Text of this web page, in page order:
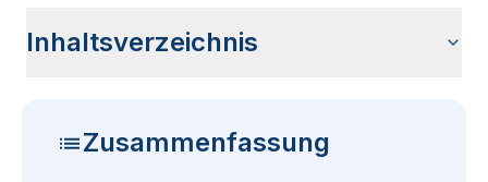
Inhaltsverzeichnis
Zusammenfassung